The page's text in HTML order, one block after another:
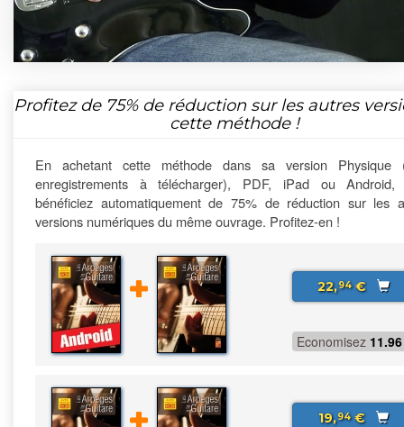
Profitez de 75%de réduction sur les autres
cette méthode !
En achetant cette méthode dans sa version Physique
enregistrements à télécharger), PDF, iPad ou Android,
bénéficiez automatiquement de 75% de réduction sur les
versions numériques du même ouvrage. Profitez-en !
22,94€
Economisez 11.96
19,94€